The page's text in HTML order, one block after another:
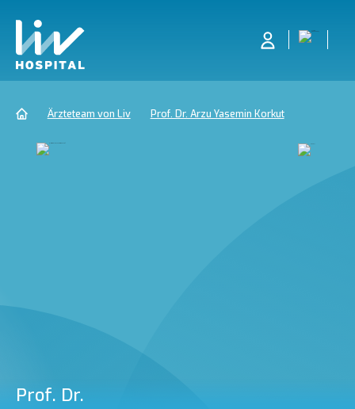
Ärzteteam von Liv Prof. Dr. Arzu Yasemin Korkut
Prof. Dr.